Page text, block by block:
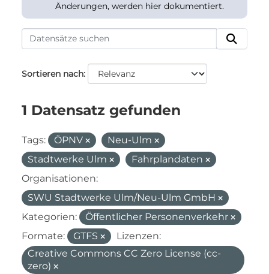
Änderungen, werden hier dokumentiert.
Sortieren nach
1 Datensatz gefunden
Tags: ÖPNV
Neu-Ulm
Stadtwerke Ulm
Fahrplandaten
Organisationen:
SWU Stadtwerke Ulm/Neu-Ulm GmbH
Kategorien:
Öffentlicher Personenverkehr
Formate:
GTFS
Lizenzen:
Creative Commons CC Zero License (cc-
zero)